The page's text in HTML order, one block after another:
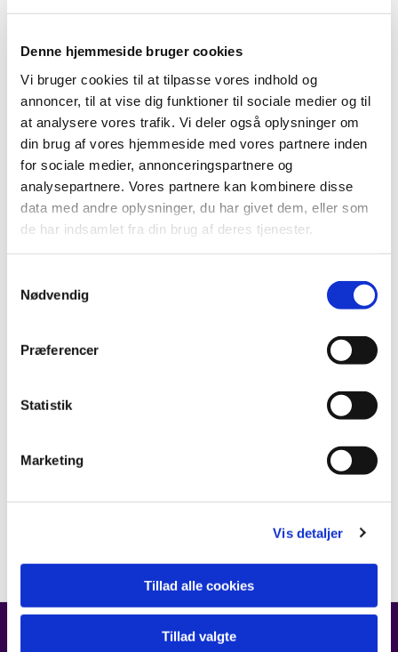
Denne hjemmeside bruger cookies
Vi bruger cookies til at tilpasse vores indhold og
annoncer, til at vise dig funktioner til sociale medier og til
at analysere vores trafik. Vi deler også oplysninger om
din brug af vores hjemmeside med vores partnere inden
for sociale medier, annonceringspartnere og
analysepartnere. Vores partnere kan kombinere disse
data med andre oplysninger, du har givet dem, eller som
de har indsamlet fra din brug af deres tjenester.
Nødvendig
Præferencer
Statistik
Marketing
Vis detaljer
Tillad alle cookies
Tillad valgte
Du vil måske også kunne
lide...